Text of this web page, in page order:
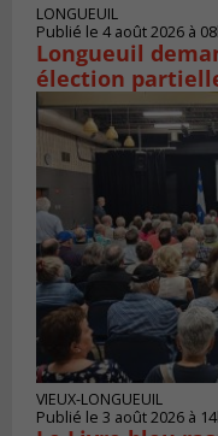
LONGUEUIL
Publié le 4 août 2026 à
Longueuil
élection
VIEUX-LONGUEUIL
Publié le 3 août 2026 à